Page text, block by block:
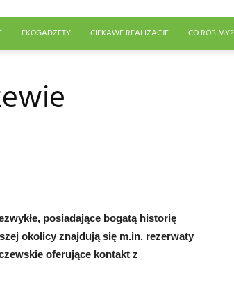
Abrys
EKOGADŻETY CIEKAWE REALIZACJE CO ROBIMY?
posiadające bogatą historię
okolicy znajdują się m.in. rezerwaty
oferujące kontakt z